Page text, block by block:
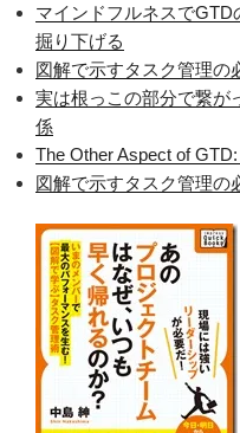
マインドフルネスで
掘り下げる
図解で示すタスク管理の
実は根っこの部分で繋が
係
The Other Aspect of
図解で示すタスク管理の